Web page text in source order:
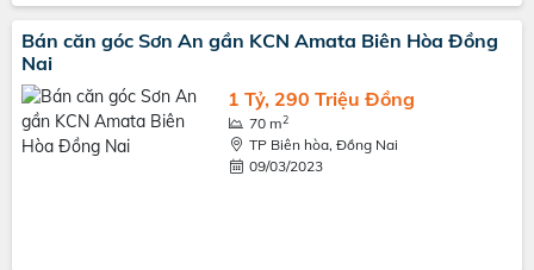
Bán căn góc Sơn An gần KCN Amata Biên Hòa Đồng
Nai
1 Tỷ, 290 Triệu Đồng
70 m2
TP Biên hòa, Đồng Nai
09/03/2023